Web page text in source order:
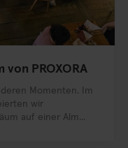
PROXORA
Momenten. Im
wir
auf einer Alm...